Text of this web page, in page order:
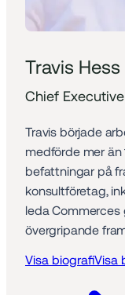
Travis Hess
Chief
Travis började
medförde mer än
befattningar på
konsultföretag,
leda
övergripande
Visa biografiVisa